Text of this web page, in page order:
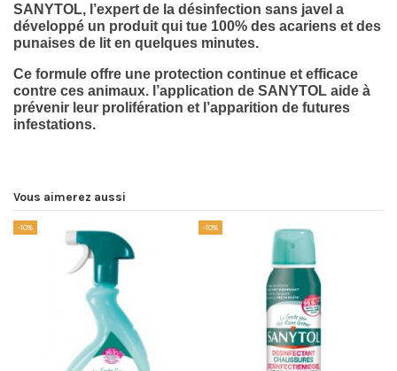
SANYTOL, l’expert de la désinfection sans javel a
développé un produit qui tue 100% des acariens et des
punaises de lit en quelques minutes.
Ce formule offre une protection continue et efficace
contre ces animaux. l’application de SANYTOL aide à
prévenir leur prolifération et l’apparition de futures
infestations.
Vous aimerez aussi
-10% -10%